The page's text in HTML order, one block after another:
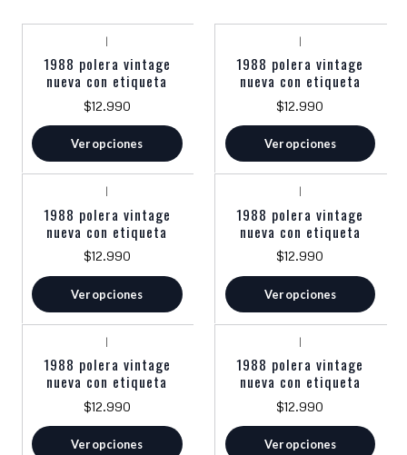
|
1988 polera vintage
nueva con etiqueta
$12.990
Ver opciones
|
1988 polera vintage
nueva con etiqueta
$12.990
Ver opciones
|
1988 polera vintage
nueva con etiqueta
$12.990
Ver opciones
|
1988 polera vintage
nueva con etiqueta
$12.990
Ver opciones
|
1988 polera vintage
nueva con etiqueta
$12.990
Ver opciones
|
1988 polera vintage
nueva con etiqueta
$12.990
Ver opciones